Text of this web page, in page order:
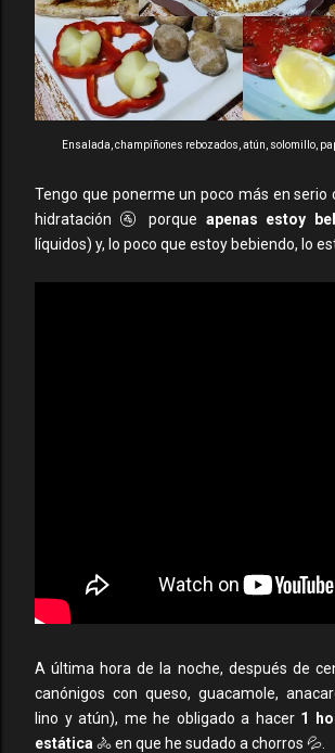
Ensalada, champiñones rebozados, atún, solomillo,
Tengo que ponerme un poco más en serio
hidratación 🚰 porque apenas estoy
líquidos) y, lo poco que estoy bebiendo, lo
A última hora de la noche, después de
canónigos con queso, guacamole,
lino y atún), me he obligado a hacer 1
estática🚴 en que he sudado a chorros 💦.